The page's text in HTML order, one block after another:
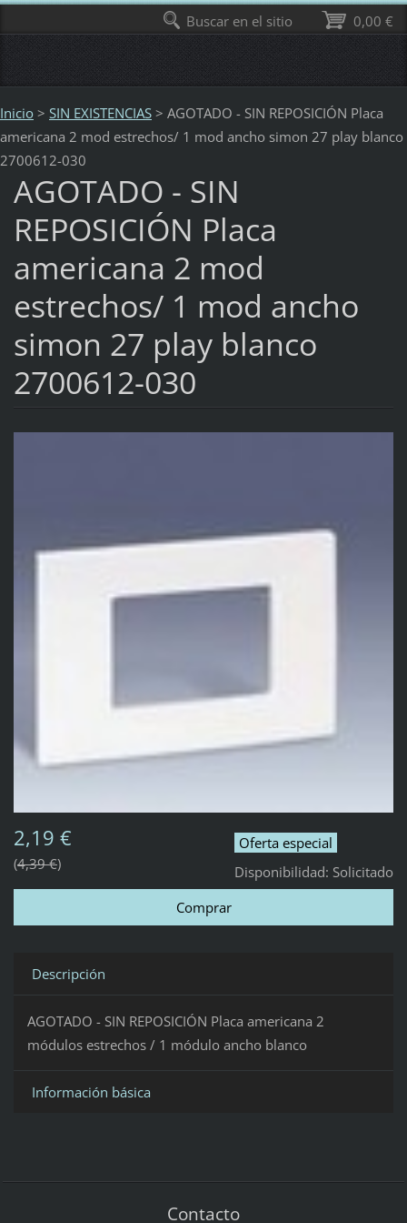
Inicio > SIN EXISTENCIAS > AGOTADO - SIN REPOSICIÓN Placa
americana 2 mod estrechos/ 1 mod ancho simon 27 play blanco
2700612-030
AGOTADO - SIN
REPOSICIÓN Placa
americana 2 mod
estrechos/ 1 mod ancho
simon 27 play blanco
2700612-030
Oferta especial
Disponibilidad: Solicitado
2,19 €
4,39 €
Descripción
AGOTADO - SIN REPOSICIÓN Placa americana 2
módulos estrechos / 1 módulo ancho blanco
Información básica
Contacto
0,00 €
Buscar en el sitio